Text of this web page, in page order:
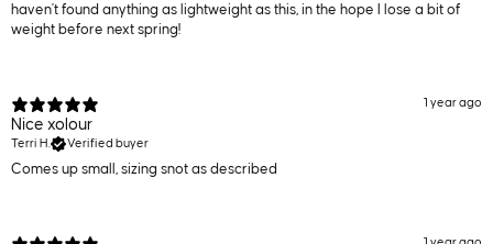
haven't found anything as lightweight as this, in the hope I lose a bit of
weight before next spring!
1 year ago
Nice xolour
Terri H. Verified buyer
Comes up small, sizing snot as described